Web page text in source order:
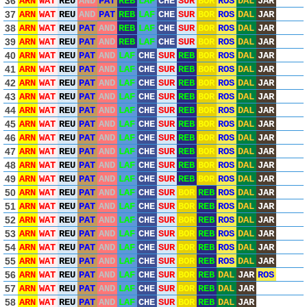
37 ARN WAT REU AND PAT REB LAF CHE SUR BOR ROS DAL JAR
38 ARN WAT REU PAT AND REB LAF CHE SUR BOR ROS DAL JAR
39 ARN WAT REU PAT AND REB LAF CHE SUR BOR ROS DAL JAR
40 ARN WAT REU PAT AND LAF CHE SUR REB BOR ROS DAL JAR
41 ARN WAT REU PAT AND LAF CHE SUR REB BOR ROS DAL JAR
42 ARN WAT REU PAT AND LAF CHE SUR REB BOR ROS DAL JAR
43 ARN WAT REU PAT AND LAF CHE SUR REB BOR ROS DAL JAR
44 ARN WAT REU PAT AND LAF CHE SUR REB BOR ROS DAL JAR
45 ARN WAT REU PAT AND LAF CHE SUR REB BOR ROS DAL JAR
46 ARN WAT REU PAT AND LAF CHE SUR REB BOR ROS DAL JAR
47 ARN WAT REU PAT AND LAF CHE SUR REB BOR ROS DAL JAR
48 ARN WAT REU PAT AND LAF CHE SUR REB BOR ROS DAL JAR
49 ARN WAT REU PAT AND LAF CHE SUR REB BOR ROS DAL JAR
50 ARN WAT REU PAT AND LAF CHE SUR BOR REB ROS DAL JAR
51 ARN WAT REU PAT AND LAF CHE SUR BOR REB ROS DAL JAR
52 ARN WAT REU PAT AND LAF CHE SUR BOR REB ROS DAL JAR
53 ARN WAT REU PAT AND LAF CHE SUR BOR REB ROS DAL JAR
54 ARN WAT REU PAT AND LAF CHE SUR BOR REB ROS DAL JAR
55 ARN WAT REU PAT AND LAF CHE SUR BOR REB ROS DAL JAR
56 ARN WAT REU PAT AND LAF CHE SUR BOR REB DAL JAR ROS
57 ARN WAT REU PAT AND LAF CHE SUR BOR REB DAL JAR
58 ARN WAT REU PAT AND LAF CHE SUR BOR REB DAL JAR